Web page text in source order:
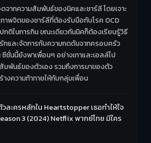
จากความสัมพันธ์ของนิคและชาร์ลี โดยเจาะ
พจิตของชาร์ลีที่ต้องรับมือกับโรค OCD
กติในการกิน ขณะเดียวกันนิคก็ต้องเรียนรู้วิธี
และจัดการกับความกดดันจากครอบครัว
ซีซั่นนี้ยังพาเพื่อนๆ อย่างเทาและเอลล์ไป
มพันธ์ของตัวเอง รวมถึงการมาของตัว
างความท้าทายให้กับกลุ่มเพื่อน
ละครหลักใน Heartstopper เธอทำให้ใจ
3 (2024) Netflix พากย์ไทย มีใคร